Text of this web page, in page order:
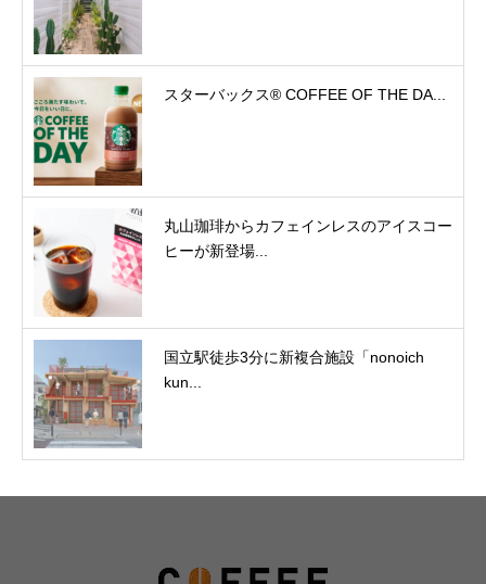
スターバックス® COFFEE OF THE DA...
丸山珈琲からカフェインレスのアイスコー
ヒーが新登場...
国立駅徒歩3分に新複合施設「nonoich
kun...